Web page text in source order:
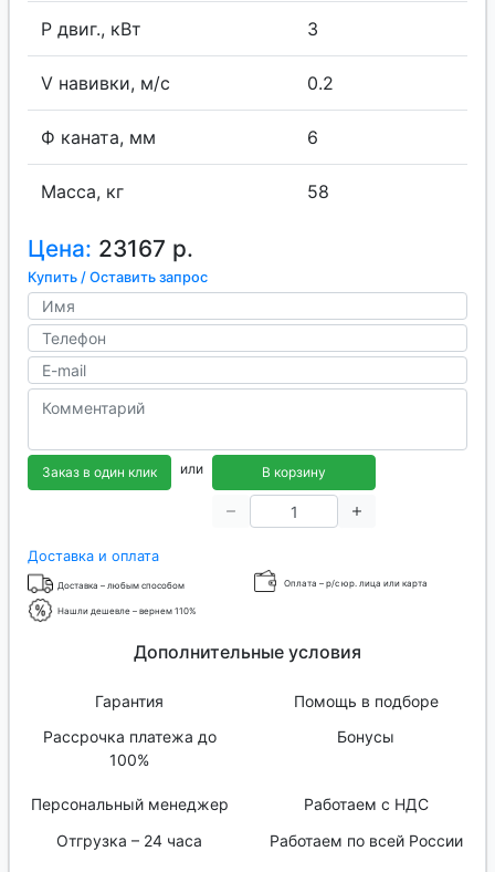
P двиг., кВт 3
V навивки, м/с 0.2
Ф каната, мм 6
Масса, кг 58
Цена: 23167 р.
Купить / Оставить запрос
Заказ в один клик или В корзину
Доставка и оплата
Доставка – любым способом Оплата – р/с юр. лица или карта
Нашли дешевле – вернем 110%
Дополнительные условия
Гарантия
Помощь в подборе
Рассрочка платежа до
100%
Бонусы
Персональный менеджер
Работаем с НДС
Отгрузка – 24 часа
Работаем по всей России